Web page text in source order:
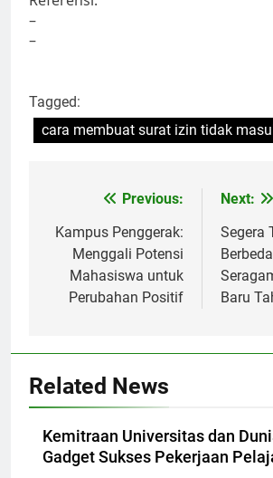
–
–
Tagged:
cara membuat surat izin tidak
navigation
Previous:
Kampus Penggerak:
Menggali Potensi
Mahasiswa untuk
Perubahan Positif
Next:
Segera
Baru
Related News
Kemitraan Universitas dan
Gadget Sukses Pekerjaan